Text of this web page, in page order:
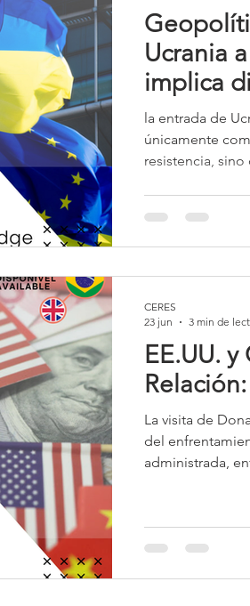
Ucrania
implica
de la
la entrada de
únicamente
resistencia,
siglo XXI,
EE.UU.
La visita de
del
administrada,
una “relación
cooperación
CERES
23 jun
3 min de